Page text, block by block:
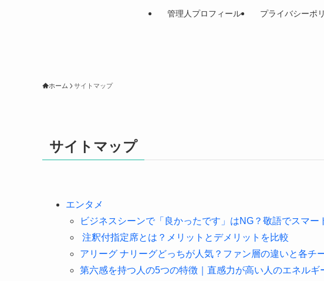
管理人プロフィール プライバシーポ
ホーム サイトマップ
サイトマップ
エンタメ
ビジネスシーンで「良かったです」はNG？敬語でスマー
注釈付指定席とは？メリットとデメリットを比較
アリーグ ナリーグどっちが人気？ファン層の違いと各チ
第六感を持つ人の5つの特徴｜直感力が高い人のエネルギ